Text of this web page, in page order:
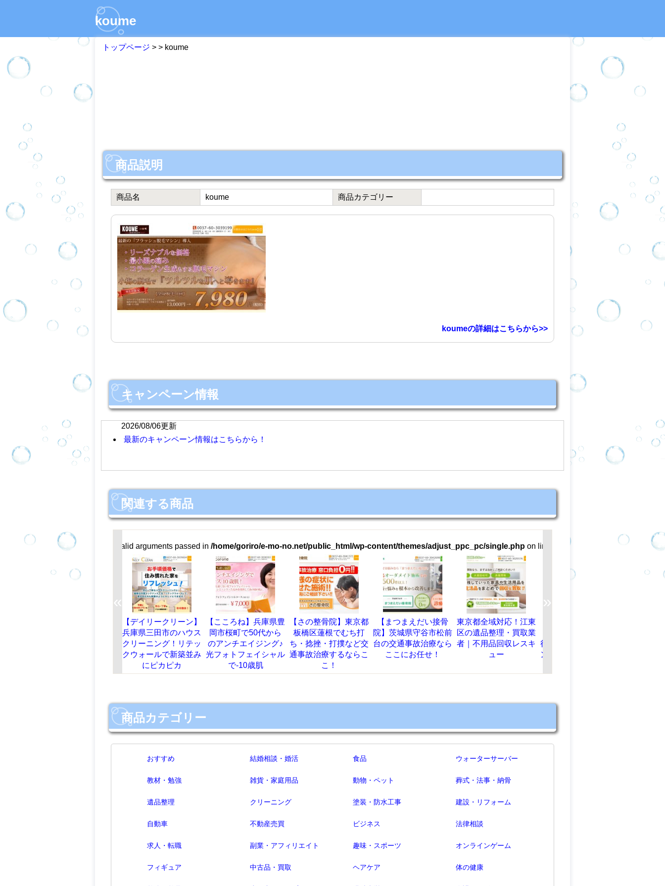
koume
トップページ > > koume
商品説明
商品名 koume 商品カテゴリー
koumeの詳細はこちらから>>
キャンペーン情報
2026/08/06更新
最新のキャンペーン情報はこちらから！
関連する商品
«
Warning : implode(): Invalid arguments passed in/home/goriro/e-mo-no.net/public_html/wp-content/themes/adjust_ppc_pc/single.phpon line89
【デイリークリーン】
兵庫県三田市のハウス
クリーニング！リテッ
クウォールで新築並み
にピカピカ
【こころね】兵庫県豊
岡市桜町で50代から
のアンチエイジング♪
光フォトフェイシャル
で-10歳肌
【さの整骨院】東京都
板橋区蓮根でむち打
ち・捻挫・打撲など交
通事故治療するならこ
【まつまえだい接骨
院】茨城県守谷市松前
台の交通事故治療なら
ここにお任せ！
東京都全域対応！江東
区の遺品整理・買取業
者｜不用品回収レスキ
【SEVENTH DARK -
セブンスダーク-】先
行テスト参加でプレゼ
ント。無料登録でゲー
»
商品カテゴリー
おすすめ 結婚相談・婚活 食品 ウォーターサーバー
教材・勉強 雑貨・家庭用品 動物・ペット 葬式・法事・納骨
遺品整理 クリーニング 塗装・防水工事 建設・リフォーム
自動車 不動産売買 ビジネス 法律相談
求人・転職 副業・アフィリエイト 趣味・スポーツ オンラインゲーム
フィギュア 中古品・買取 ヘアケア 体の健康